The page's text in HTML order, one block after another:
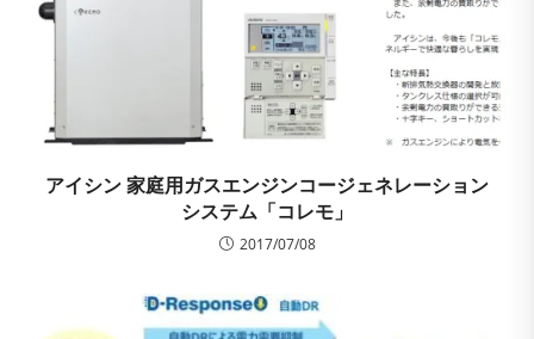
アイシン 家庭用ガスエンジンコージェネレーション
システム「コレモ」
2017/07/08